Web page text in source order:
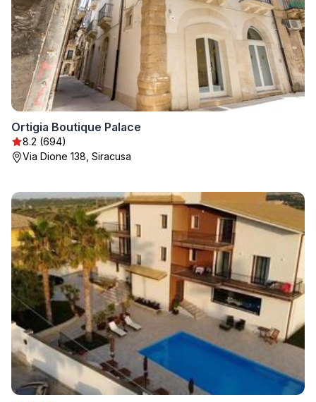
Ortigia Boutique Palace
8.2 (694)
Via Dione 138, Siracusa